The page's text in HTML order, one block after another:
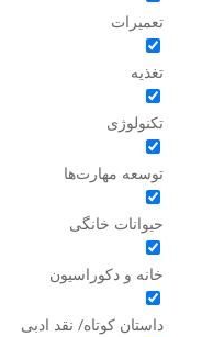
تعمیرات
تغذیه
تکنولوژی
توسعه مهارت‌ها
حیوانات خانگی
خانه و دکوراسیون
داستان کوتاه/ نقد ادبی